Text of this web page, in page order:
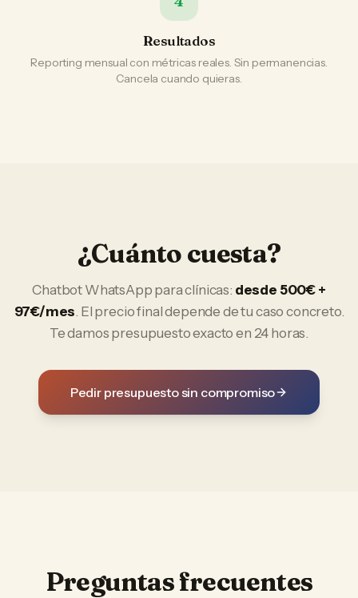
Resultados
Reporting mensual con métricas reales. Sin permanencias.
Cancela cuando quieras.
¿Cuánto cuesta?
Chatbot WhatsApp paraclínicas: desde 500€ +
97€/mes. El precio final depende de tu caso concreto.
Te damos presupuesto exacto en 24 horas.
Pedir presupuesto sin compromiso
Preguntas frecuentes